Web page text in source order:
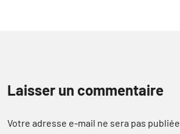
Laisser un commentaire
Votre adresse e-mail ne sera pas publiée.